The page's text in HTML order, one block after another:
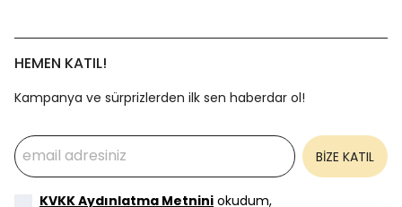
HEMEN KATIL!
Kampanya ve sürprizlerden ilk sen haberdar ol!
BİZE KATIL
KVKK Aydınlatma Metnini okudum,